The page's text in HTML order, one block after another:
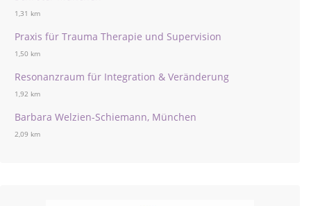
1,31 km
Praxis für Trauma Therapie und Supervision
1,50 km
Resonanzraum für Integration & Veränderung
1,92 km
Barbara Welzien-Schiemann, München
2,09 km